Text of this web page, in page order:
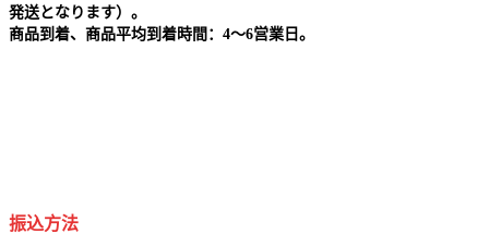
発送となります）。
商品到着、商品平均到着時間：4～6営業日。
振込方法